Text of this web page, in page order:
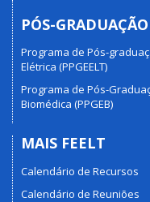
PÓS-GRADUAÇÃO
Programa de Pós-
Elétrica (PPGEELT)
Programa de Pós-
Biomédica (PPGEB)
MAIS FEELT
Calendário de Recursos
Calendário de Reuniões